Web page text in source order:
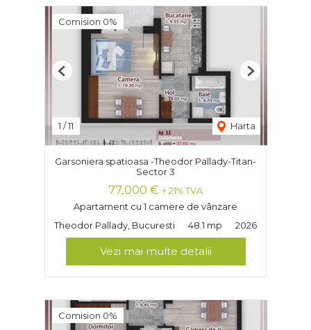
Comision 0%
1 /11 Harta
Previous Next
Garsoniera spatioasa -Theodor Pallady-Titan-
Sector 3
77,000 € + 21% TVA
Apartament cu 1 camere de vânzare
Theodor Pallady, Bucuresti
48.1 mp 2026
Vezi mai multe detalii
Comision 0%